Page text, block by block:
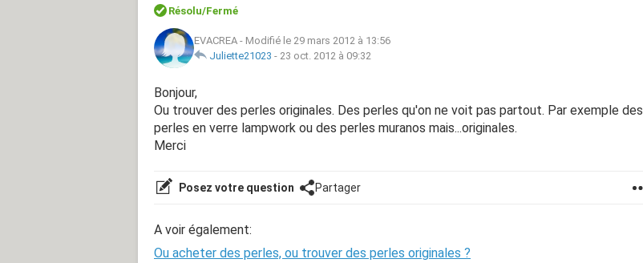
Résolu/Fermé
EVACREA - Modifié le 29 mars 2012 à 13:56
Juliette21023 - 23 oct. 2012 à 09:32
Bonjour,
Ou trouver des perles originales. Des perles qu'on ne voit pas partout. Par exemple des
perles en verre lampwork ou des perles muranos mais...originales.
Merci
Posez votre question Partager
A voir également:
Ou acheter des perles, ou trouver des perles originales ?